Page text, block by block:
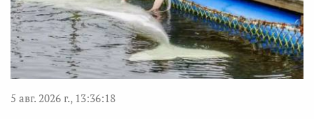
5 авг. 2026 г., 13:36:18